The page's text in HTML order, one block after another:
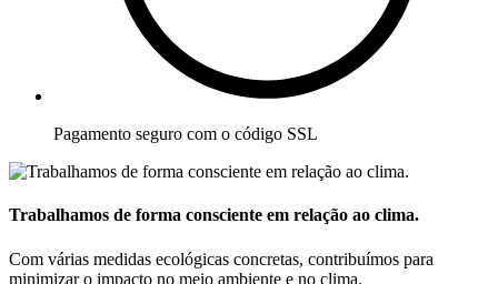
Pagamento seguro com o código SSL
Trabalhamos de forma consciente em relação ao clima.
Com várias medidas ecológicas concretas, contribuímos para
minimizar o impacto no meio ambiente e no clima.